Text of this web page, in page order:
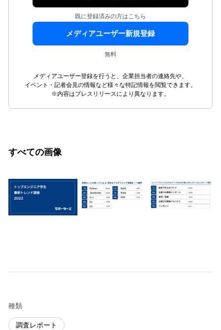
既に登録済みの方はこちら
メディアユーザー新規登録
無料
メディアユーザー登録を行うと、企業担当者の連絡先や、
イベント・記者会見の情報など様々な特記情報を閲覧できます。
※内容はプレスリリースにより異なります。
すべての画像
種類
調査レポート